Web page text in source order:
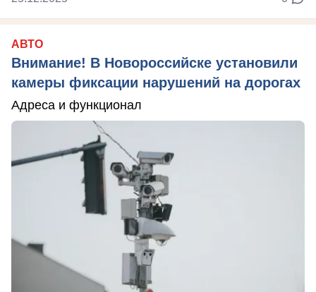
АВТО
Внимание! В Новороссийске установили
камеры фиксации нарушений на дорогах
Адреса и функционал